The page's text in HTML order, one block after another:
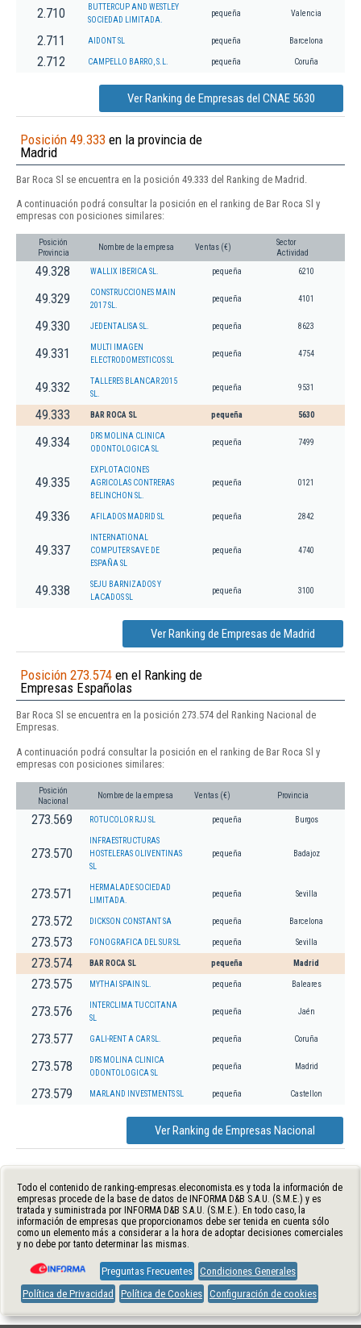
2.710
BUTTERCUP AND WESTLEY
SOCIEDAD LIMITADA.
pequeña Valencia
2.711 AIDONT SL pequeña Barcelona
2.712 CAMPELLO BARRO, S.L. pequeña Coruña
Ver Ranking de Empresas del CNAE 5630
Posición 49.333 en la provincia de
Madrid
Bar Roca Sl se encuentra en la posición 49.333 del Ranking de Madrid.
A continuación podrá consultar la posición en el ranking de Bar Roca Sl y
empresas con posiciones similares:
Posición
Provincia
Nombre de la empresa Ventas (€)
Sector
Actividad
49.328 WALLIX IBERICA SL. pequeña 6210
49.329
CONSTRUCCIONES MAIN
2017 SL.
pequeña 4101
49.330 JEDENTALISA SL. pequeña 8623
49.331
MULTI IMAGEN
ELECTRODOMESTICOS SL
pequeña 4754
49.332
TALLERES BLANCAR 2015
SL.
pequeña 9531
49.333 BAR ROCA SL pequeña 5630
49.334
DRS MOLINA CLINICA
ODONTOLOGICA SL
pequeña 7499
49.335
EXPLOTACIONES
AGRICOLAS CONTRERAS
BELINCHON SL.
pequeña 0121
49.336 AFILADOS MADRID SL pequeña 2842
49.337
INTERNATIONAL
COMPUTER SAVE DE
ESPAÑA SL
pequeña 4740
49.338
SEJU BARNIZADOS Y
LACADOS SL
pequeña 3100
Ver Ranking de Empresas de Madrid
Posición 273.574 en el Ranking de
Empresas Españolas
Bar Roca Sl se encuentra en la posición 273.574 del Ranking Nacional de
Empresas.
A continuación podrá consultar la posición en el ranking de Bar Roca Sl y
empresas con posiciones similares:
Posición
Nacional
Nombre de la empresa Ventas (€) Provincia
273.569 ROTUCOLOR RJJ SL pequeña Burgos
273.570
INFRAESTRUCTURAS
HOSTELERAS OLIVENTINAS
SL
pequeña Badajoz
273.571
HERMALADE SOCIEDAD
LIMITADA.
pequeña Sevilla
273.572 DICKSON CONSTANT SA pequeña Barcelona
273.573 FONOGRAFICA DEL SUR SL pequeña Sevilla
273.574 BAR ROCA SL pequeña Madrid
273.575 MYTHAI SPAIN SL. pequeña Baleares
273.576
INTERCLIMA TUCCITANA
SL
pequeña Jaén
273.577 GALI-RENT A CAR SL. pequeña Coruña
273.578
DRS MOLINA CLINICA
ODONTOLOGICA SL
pequeña Madrid
273.579 MARLAND INVESTMENTS SL pequeña Castellon
Ver Ranking de Empresas Nacional
Todo el contenido de ranking-empresas.eleconomista.es y toda la información de
empresas procede de la base de datos de INFORMA D&B S.A.U. (S.M.E.) y es
tratada y suministrada por INFORMA D&B S.A.U. (S.M.E.). En todo caso, la
información de empresas que proporcionamos debe ser tenida en cuenta sólo
como un elemento más a considerar a la hora de adoptar decisiones comerciales
y no debe por tanto determinar las mismas.
Preguntas Frecuentes Condiciones Generales
Política de Privacidad
Política de Cookies Configuración de cookies